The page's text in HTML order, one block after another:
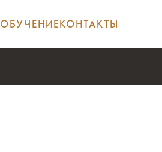
ОБУЧЕНИЕ КОНТАКТЫ